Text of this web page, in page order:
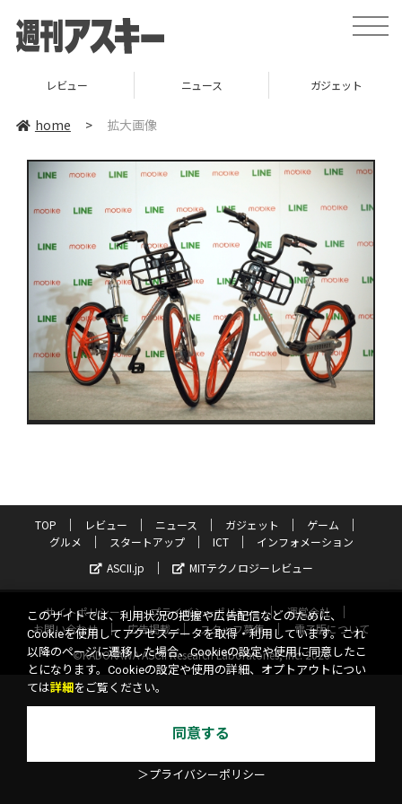
toggle
レビュー ニュース ガジェット
home > 拡大画像
TOP レビュー ニュース ガジェット
ゲーム
グルメ
スタートアップ ICT
インフォメーション
ASCII.jp
MITテクノロジーレビュー
サイトポリシー プライバシーポリシー
運営会社
お問い合わせ
広告掲載 スタッフ募集
電子版について
©KADOKAWA ASCII Research Laboratories, Inc. 2026
このサイトでは、利用状況の把握や広告配信などのために、
Cookieを使用してアクセスデータを取得・利用しています。これ
以降のページに遷移した場合、Cookieの設定や使用に同意したこ
とになります。Cookieの設定や使用の詳細、オプトアウトについ
ては詳細 をご覧ください。
同意する
＞プライバシーポリシー